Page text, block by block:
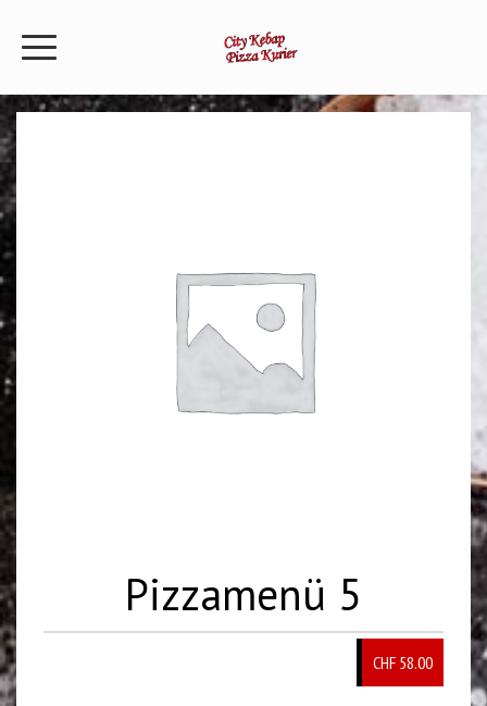
Pizzamenü 5
CHF 58.00